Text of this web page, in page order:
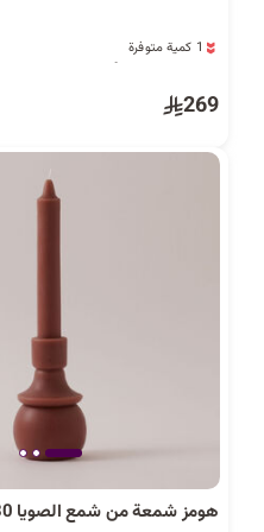
8 مشاهدة مؤخراً
8 مشاهدة مؤخراً
269
هومز شمعة من شمع الصويا 8.30سم، بني